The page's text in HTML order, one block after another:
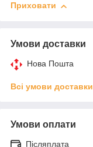
Приховати
Умови доставки
Нова Пошта
Всі умови доставки
Умови оплати
Післяплата